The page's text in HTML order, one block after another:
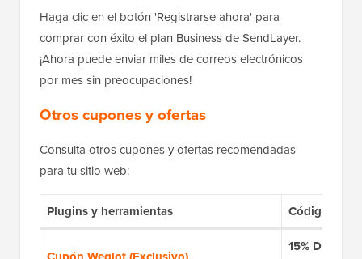
Haga clic en el botón 'Registrarse ahora' para
comprar con éxito el plan Business de SendLayer.
¡Ahora puede enviar miles de correos electrónicos
por mes sin preocupaciones!
Otros cupones y ofertas
Consulta otros cupones y ofertas recomendadas
para tu sitio web:
Plugins y herramientas Código de
15% DE